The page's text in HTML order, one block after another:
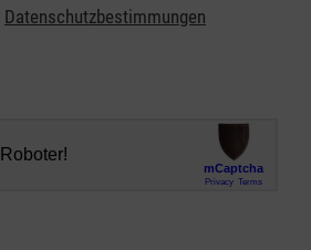
Datenschutzbestimmungen